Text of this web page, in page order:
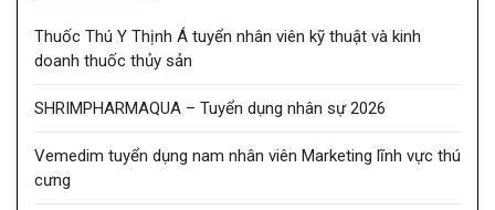
Thuốc Thú Y Thịnh Á tuyển nhân viên kỹ thuật và kinh
doanh thuốc thủy sản
SHRIMPHARMAQUA – Tuyển dụng nhân sự 2026
Vemedim tuyển dụng nam nhân viên Marketing lĩnh vực thú
cưng